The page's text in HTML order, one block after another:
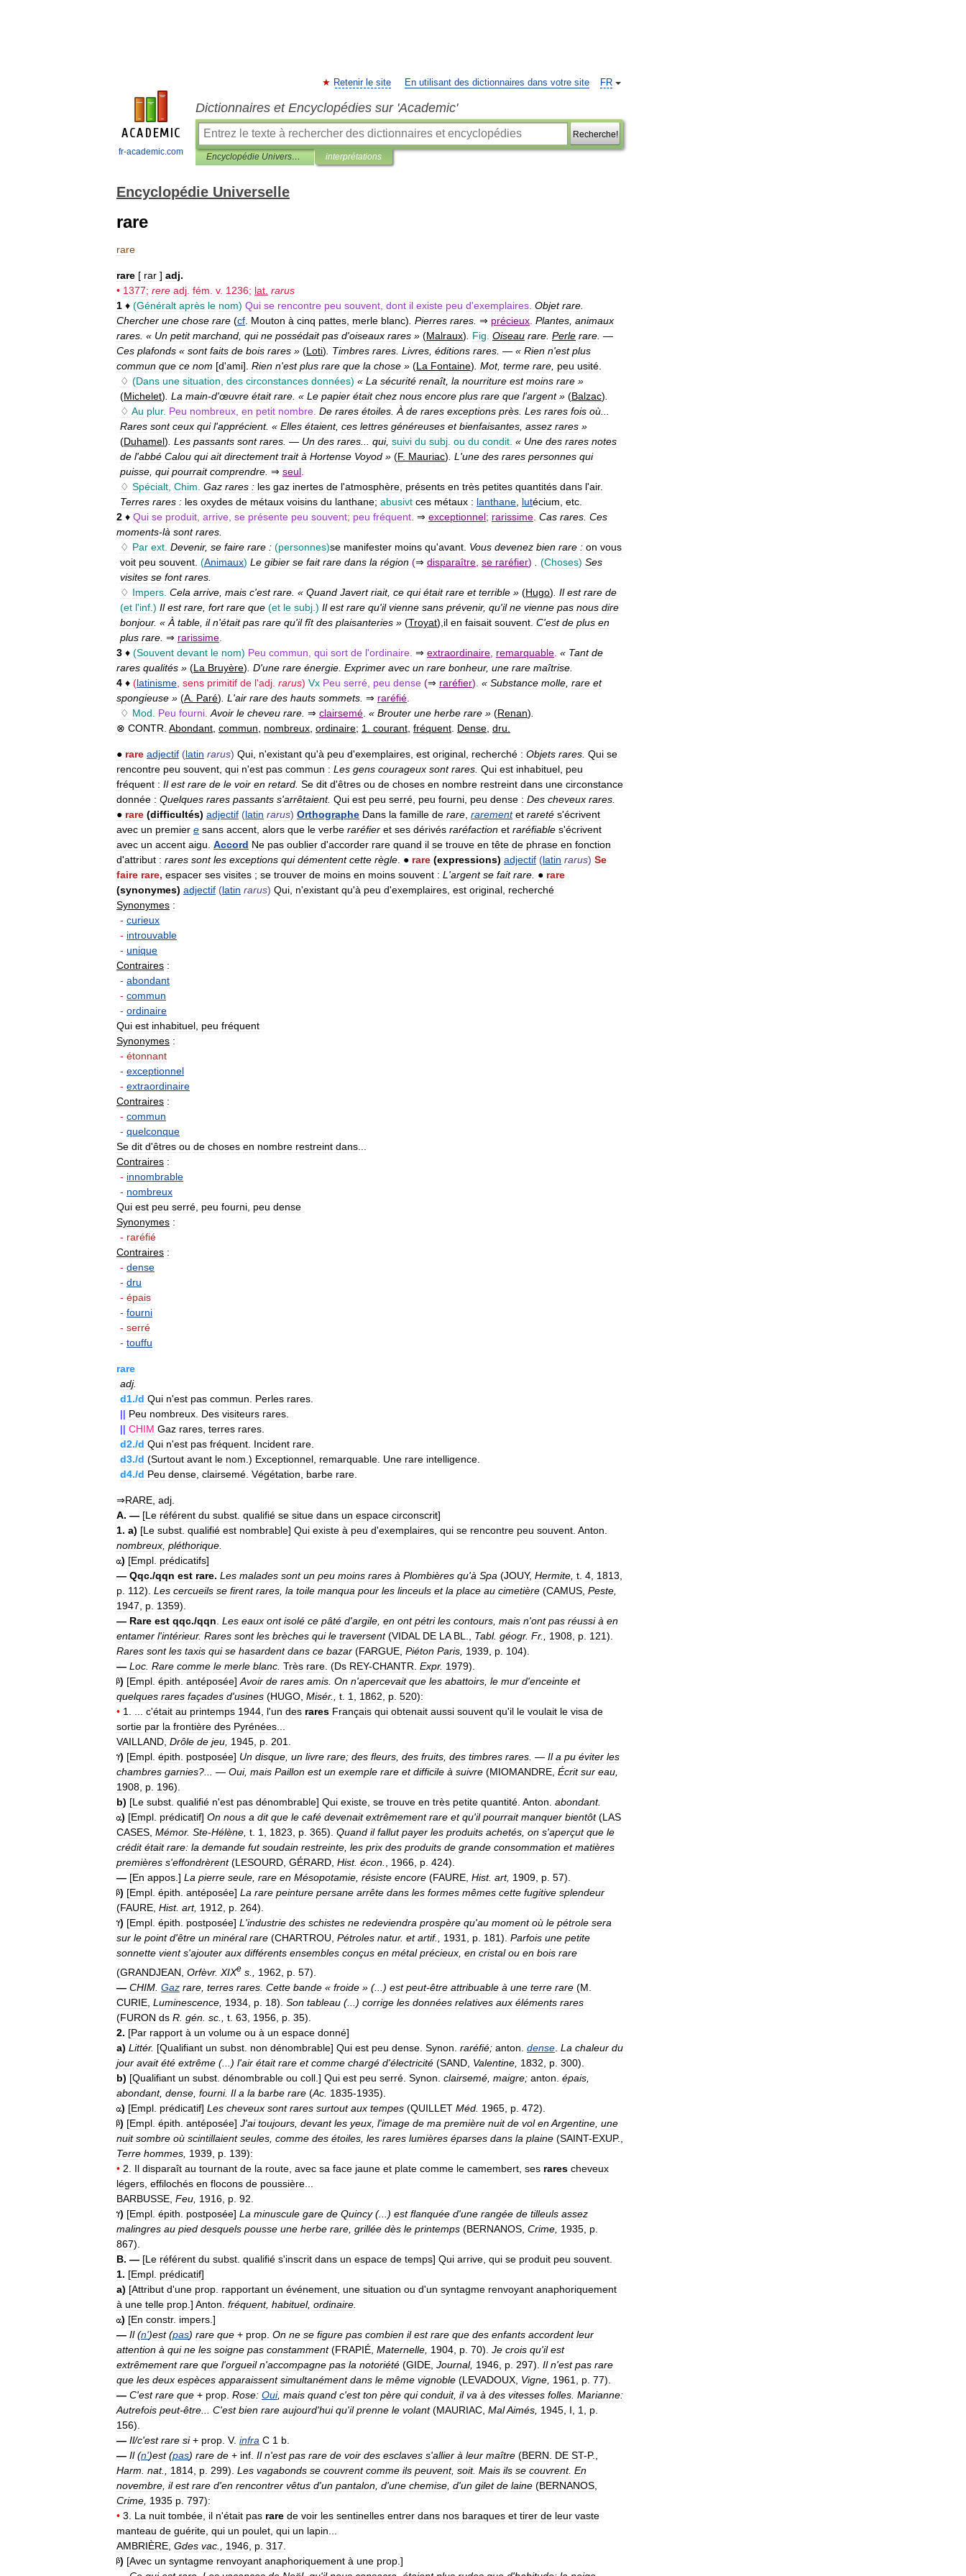
fr-academic.com
FR
Retenir le site En utilisant des dictionnaires dans votre site
Dictionnaires et Encyclopédies sur 'Academic'
Recherche!
Encyclopédie Universelle interprétations
Encyclopédie Universelle
rare
rare
rare [ rar ] adj.
• 1377; rere adj fém v. 1236; lat rarus
1 ♦ (Généralt après le nom) Qui se rencontre peu souvent dont il existe peu d'exemplaires Objet rare
Chercher une chose rare (cf Mouton à cinq pattes merle blanc) Pierres rares ⇒ précieux Plantes animaux
rares . « Un petit marchand qui ne possédait pas d'oiseaux rares » (Malraux) Fig Oiseau rare Perle rare —
Ces plafonds « sont faits de bois rares » (Loti) Timbres rares Livres éditions rares — « Rien n'est plus
commun que ce nom [d'ami]. Rien n'est plus rare que la chose » (La Fontaine) Mot, terme rare peu usité
♢ (Dans une situation des circonstances données) « La sécurité renaît, la nourriture est moins rare »
(Michelet) La main-d'œuvre était rare . « Le papier était chez nous encore plus rare que l'argent» (Balzac)
♢ Au plur. Peu nombreux en petit nombre De rares étoiles À de rares exceptions près Les rares fois où
Rares sont ceux qui l'apprécient. « Elles étaient, ces lettres généreuses et bienfaisantes assez rares »
(Duhamel) Les passants sont rares — Un des rares qui, suivi du subj ou du condit « Une des rares notes
de l'abbé Calou qui ait directement trait à Hortense Voyod » (F. Mauriac) L 'une des rares personnes qui
puisse qui pourrait comprendre ⇒ seul
♢ Spécialt Chim Gaz rares : les gaz inertes de l'atmosphère présents en très petites quantités dans l'air.
Terres rares : les oxydes de métaux voisins du lanthane; abusivt ces métaux : lanthane lutécium etc
2 ♦ Qui se produit arrive se présente peu souvent; peu fréquent ⇒ exceptionnel; rarissime Cas rares Ces
moments-là sont rares
♢ Par ext Devenir, se faire rare : (personnes)se manifester moins qu'avant Vous devenez bien rare : on vous
voit peu souvent (Animaux) Le gibier se fait rare dans la région (⇒ disparaître se raréfier) (Choses) Ses
visites se font rares
♢ Impers Cela arrive mais c'est rare . « Quand Javert riait, ce qui était rare et terrible » (Hugo) Il est rare de
(et l'inf .) Il est rare fort rare que (et le subj .) Il est rare qu'il vienne sans prévenir, qu'il ne vienne pas nous dire
bonjour. « À table il n'était pas rare qu'il fît des plaisanteries » (Troyat), il en faisait souvent C'est de plus en
plus rare ⇒ rarissime
3 ♦ (Souvent devant le nom) Peu commun qui sort de l'ordinaire ⇒ extraordinaire remarquable « Tant de
rares qualités » (La Bruyère) D'une rare énergie Exprimer avec un rare bonheur, une rare maîtrise
4 ♦ (latinisme sens primitif de l'adj rarus) Vx Peu serré peu dense (⇒ raréfier) « Substance molle rare et
spongieuse » (A Paré) L 'air rare des hauts sommets ⇒ raréfié
♢ Mod Peu fourni Avoir le cheveu rare ⇒ clairsemé « Brouter une herbe rare » (Renan)
⊗ CONTR Abondant commun nombreux ordinaire; 1 courant fréquent Dense dru
● rare adjectif (latin rarus) Qui n'existant qu'à peu d'exemplaires est original recherché : Objets rares Qui se
rencontre peu souvent qui n'est pas commun : Les gens courageux sont rares Qui est inhabituel peu
fréquent : Il est rare de le voir en retard Se dit d'êtres ou de choses en nombre restreint dans une circonstance
donnée : Quelques rares passants s'arrêtaient. Qui est peu serré peu fourni peu dense : Des cheveux rares
● rare (difficultés) adjectif (latin rarus) Orthographe Dans la famille de rare rarement et rareté s'écrivent
avec un premier e sans accent alors que le verbe raréfier et ses dérivés raréfaction et raréfiable s'écrivent
avec un accent aigu Accord Ne pas oublier d'accorder rare quand il se trouve en tête de phrase en fonction
d'attribut : rares sont les exceptions qui démentent cette règle ● rare (expressions) adjectif (latin rarus) Se
faire rare, espacer ses visites ; se trouver de moins en moins souvent : L 'argent se fait rare ● rare
(synonymes) adjectif (latin rarus) Qui n'existant qu'à peu d'exemplaires est original recherché
Synonymes :
- curieux
- introuvable
- unique
Contraires :
- abondant
- commun
- ordinaire
Qui est inhabituel peu fréquent
Synonymes :
- étonnant
- exceptionnel
- extraordinaire
Contraires :
- commun
- quelconque
Se dit d'êtres ou de choses en nombre restreint dans
Contraires :
- innombrable
- nombreux
Qui est peu serré peu fourni peu dense
Synonymes :
- raréfié
Contraires :
- dense
- dru
- épais
- fourni
- serré
- touffu
rare
adj.
d1./d Qui n'est pas commun Perles rares
|| Peu nombreux Des visiteurs rares
|| CHIM Gaz rares terres rares
d2./d Qui n'est pas fréquent Incident rare
d3./d (Surtout avant le nom .) Exceptionnel remarquable Une rare intelligence
d4./d Peu dense clairsemé Végétation barbe rare
⇒RARE adj
A. — [Le référent du subst qualifié se situe dans un espace circonscrit]
1. a) [Le subst qualifié est nombrable] Qui existe à peu d'exemplaires qui se rencontre peu souvent Anton
nombreux pléthorique
) [Empl prédicatifs]
— Qqc./qqn est rare. Les malades sont un peu moins rares à Plombières qu'à Spa (JOUY, Hermite t 4 1813
p 112). Les cercueils se firent rares la toile manqua pour les linceuls et la place au cimetière (CAMUS Peste
1947
p 1359).
— Rare est qqc./qqn Les eaux ont isolé ce pâté d'argile en ont pétri les contours mais n'ont pas réussi à en
entamer l'intérieur. Rares sont les brèches qui le traversent(VIDAL DE LA BL Tabl. géogr. Fr., 1908 p 121).
Rares sont les taxis qui se hasardent dans ce bazar (FARGUE Piéton Paris 1939 p 104).
— Loc Rare comme le merle blanc Très rare . (Ds REY-CHANTR Expr. 1979).
) [Empl épith antéposée] Avoir de rares amis On n'apercevait que les abattoirs le mur d'enceinte et
quelques rares façades d'usines (HUGO Misér., t 1 1862 p 520):
• 1 c'était au printemps 1944 l'un des rares Français qui obtenait aussi souvent qu'il le voulait le visa de
sortie par la frontière des Pyrénées
VAILLAND Drôle de jeu 1945 p 201
) [Empl épith postposée] Un disque un livre rare; des fleurs des fruits des timbres rares — Il a pu éviter les
chambres garnies?... — Oui, mais Paillon est un exemple rare et difficile à suivre (MIOMANDRE Écrit sur eau
1908 p 196).
b) [Le subst qualifié n'est pas dénombrable] Qui existe se trouve en très petite quantité Anton abondant.
) [Empl prédicatif] On nous a dit que le café devenait extrêmement rare et qu'il pourrait manquer bientôt(LAS
CASES Mémor. Ste-Hélène t 1 1823 p 365). Quand il fallut payer les produits achetés on s'aperçut que le
crédit était rare: la demande fut soudain restreinte les prix des produits de grande consommation et matières
premières s'effondrèrent(LESOURD GÉRARD Hist. écon 1966 p 424).
— [En appos .] La pierre seule rare en Mésopotamie résiste encore (FAURE Hist. art, 1909 p 57).
) [Empl épith antéposée] La rare peinture persane arrête dans les formes mêmes cette fugitive splendeur
(FAURE Hist. art, 1912 p 264).
) [Empl épith postposée] L 'industrie des schistes ne redeviendra prospère qu'au moment où le pétrole sera
sur le point d'être un minéral rare (CHARTROU Pétroles natur. et artif., 1931 p 181). Parfois une petite
sonnette vient s'ajouter aux différents ensembles conçus en métal précieux en cristal ou en bois rare
(GRANDJEAN Orfèvr. XIXe s 1962 p 57).
— CHIM Gaz rare terres rares Cette bande « froide » (...) est peut-être attribuable à une terre rare (M
CURIE Luminescence 1934 p 18). Son tableau (...) corrige les données relatives aux éléments rares
(FURON ds R gén sc t 63 1956 p 35).
2. [Par rapport à un volume ou à un espace donné]
a) Littér. [Qualifiant un subst non dénombrable] Qui est peu dense Synon raréfié; anton dense La chaleur du
jour avait été extrême (...) l'air était rare et comme chargé d'électricité (SAND Valentine 1832 p 300).
b) [Qualifiant un subst dénombrable ou coll .] Qui est peu serré Synon clairsemé maigre; anton épais
abondant, dense fourni. Il a la barbe rare (Ac 1835-1935).
) [Empl prédicatif] Les cheveux sont rares surtout aux tempes (QUILLET Méd 1965 p 472).
) [Empl épith antéposée] J'ai toujours devant les yeux l'image de ma première nuit de vol enArgentine une
nuit sombre où scintillaient seules comme des étoiles les rares lumières éparses dans la plaine (SAINT-EXUP.,
Terre hommes 1939 p 139):
• 2 Il disparaît au tournant de la route avec sa face jaune et plate comme le camembert ses rares cheveux
légers effilochés en flocons de poussière
BARBUSSE Feu 1916 p 92
) [Empl épith postposée] La minuscule gare de Quincy(...) est flanquée d'une rangée de tilleuls assez
malingres au pied desquels pousse une herbe rare grillée dès le printemps (BERNANOS Crime 1935 p
867).
B. — [Le référent du subst qualifié s'inscrit dans un espace de temps] Qui arrive qui se produit peu souvent
1. [Empl prédicatif]
a) [Attribut d'une prop rapportant un événement une situation ou d'un syntagme renvoyant anaphoriquement
à une telle prop .] Anton fréquent, habituel, ordinaire
) [En constr. impers .]
— Il(n')est(pas) rare que + prop On ne se figure pas combien il est rare que des enfants accordent leur
attention à qui ne les soigne pas constamment(FRAPIÉ Maternelle 1904 p 70). Je crois qu'il est
extrêmement rare que l'orgueil n'accompagne pas la notoriété (GIDE Journal, 1946 p 297). Il n'est pas rare
que les deux espèces apparaissent simultanément dans le même vignoble (LEVADOUX Vigne 1961 p 77).
— C'est rare que + prop Rose: Oui, mais quand c'est ton père qui conduit, il va à des vitesses folles Marianne:
Autrefois peut-être C'est bien rare aujourd'hui qu'il prenne le volant(MAURIAC MalAimés 1945 I 1 p
156).
— Il/c'est rare si+ prop V. infra C 1 b
— Il(n')est(pas) rare de + inf Il n'est pas rare de voir des esclaves s'allier à leur maître (BERN DE ST-P.,
Harm nat., 1814 p 299). Les vagabonds se couvrent comme ils peuvent, soit. Mais ils se couvrent. En
novembre il est rare d'en rencontrer vêtus d'un pantalon d'une chemise d'un gilet de laine (BERNANOS
Crime 1935 p 797):
• 3 La nuit tombée il n'était pas rare de voir les sentinelles entrer dans nos baraques et tirer de leur vaste
manteau de guérite qui un poulet qui un lapin
AMBRIÈRE Gdes vac 1946 p 317
) [Avec un syntagme renvoyant anaphoriquement à une prop .]